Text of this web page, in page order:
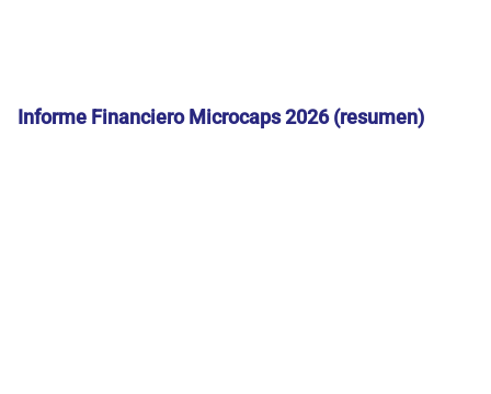
Informe Financiero Microcaps 2026 (resumen)